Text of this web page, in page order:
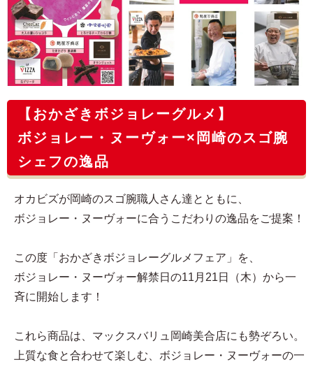
【おかざきボジョレーグルメ】
ボジョレー・ヌーヴォー×岡崎のスゴ腕
シェフの逸品
オカビズが岡崎のスゴ腕職人さん達とともに、
ボジョレー・ヌーヴォーに合うこだわりの逸品をご提案！
この度「おかざきボジョレーグルメフェア」を、
ボジョレー・ヌーヴォー解禁日の11月21日（木）から一
斉に開始します！
これら商品は、マックスバリュ岡崎美合店にも勢ぞろい。
上質な食と合わせて楽しむ、ボジョレー・ヌーヴォーの一